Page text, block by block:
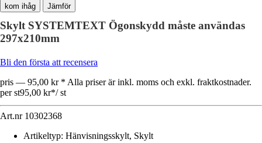
Jämför
Skylt SYSTEMTEXT Ögonskydd måste användas
297x210mm
Bli den första att recensera
pris — 95,00 kr * Alla priser är inkl. moms och exkl. fraktkostnader.
per st95,00 kr*/ st
Art.nr 10302368
Artikeltyp: Hänvisningsskylt, Skylt